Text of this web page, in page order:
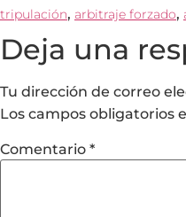
tripulación, arbitraje forzado,
Deja una
Tu dirección de correo
Los campos obligatorios
Comentario *